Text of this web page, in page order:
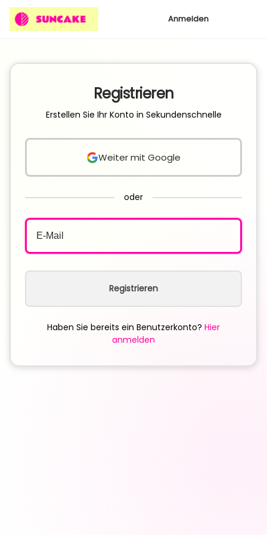
Anmelden
Registrieren
Erstellen Sie Ihr Konto in Sekundenschnelle
Weiter mit Google
oder
Registrieren
Haben Sie bereits ein Benutzerkonto? Hier
anmelden